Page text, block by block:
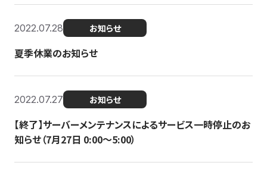
2022.07.28 お知らせ
夏季休業のお知らせ
2022.07.27 お知らせ
【終了】サーバーメンテナンスによるサービス一時停止のお
知らせ（7月27日 0:00〜5:00）